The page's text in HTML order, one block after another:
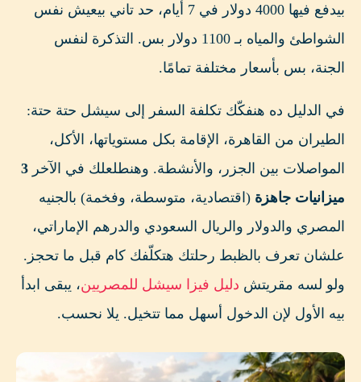
Trails
بيدفع فيها 4000 دولار في 7 أيام، حد تاني بيعيش نفس
الشواطئ والمياه بـ 1100 دولار بس. التذكرة لنفس
الجنة، بس بأسعار مختلفة تمامًا.
في الدليل ده هنفكّك تكلفة السفر إلى سيشل حتة حتة:
الطيران من القاهرة، الإقامة بكل مستوياتها، الأكل،
المواصلات بين الجزر، والأنشطة. وهنطلعلك في الآخر 3
ميزانيات جاهزة (اقتصادية، متوسطة، وفخمة) بالجنيه
المصري والدولار والريال السعودي والدرهم الإماراتي،
علشان تعرف بالظبط رحلتك هتكلّفك كام قبل ما تحجز.
ولو لسه مقريتش دليل فيزا سيشل للمصريين، يبقى ابدأ
بيه الأول لإن الدخول أسهل مما تتخيل. يلا نحسب.